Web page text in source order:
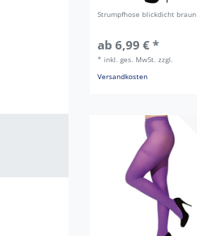
Strumpfhose blickdicht braun
ab 6,99 € *
* inkl. ges. MwSt. zzgl.
Versandkosten